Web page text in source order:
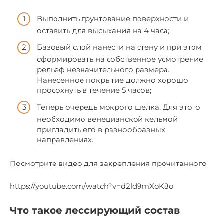
Выполнить грунтование поверхности и
оставить для высыхания на 4 часа;
Базовый слой нанести на стену и при этом
сформировать на собственное усмотрение
рельеф незначительного размера.
Нанесенное покрытие должно хорошо
просохнуть в течение 5 часов;
Теперь очередь мокрого шелка. Для этого
необходимо венецианской кельмой
пригладить его в разнообразных
направлениях.
Посмотрите видео для закрепления прочитанного
https://youtube.com/watch?v=d2ld9mXoK8o
Что такое лессирующий состав